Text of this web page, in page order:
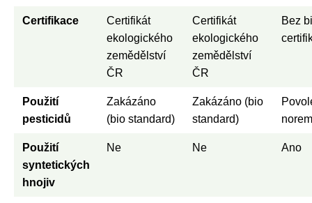
Certifikace
Certifikát
ekologického
zemědělství
ČR
Certifikát
ekologického
zemědělství
ČR
Bez
Použití
pesticidů
Zakázáno
(bio standard)
Zakázáno (bio
standard)
Použití
syntetických
hnojiv
Ne Ne Ano